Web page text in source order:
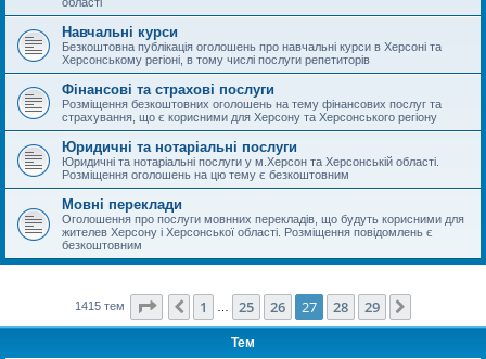
Навчальні курси
Безкоштовна публікація оголошень про навчальні курси в Херсоні та
Херсонському регіоні, в тому числі послуги репетиторів
Фінансові та страхові послуги
Розміщення безкоштовних оголошень на тему фінансових послуг та
страхування, що є корисними для Херсону та Херсонського регіону
Юридичні та нотаріальні послуги
Юридичні та нотаріальні послуги у м.Херсон та Херсонській області.
Розміщення оголошень на цю тему є безкоштовним
Мовні переклади
Оголошення про послуги мовнних перекладів, що будуть корисними для
жителев Херсону і Херсонської області. Розміщення повідомлень є
безкоштовним
1415 тем Сторінка27 з29
Поперед.
1 25 26 27 28 29
Тем